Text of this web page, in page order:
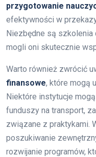
przygotowanie
efektywności w
Niezbędne są szkolenia
mogli oni skutecznie
Warto również zwrócić
finansowe, które mogą
Niektóre instytucje
funduszy na transport,
związane z praktykami.
poszukiwanie
rozwijanie programów,